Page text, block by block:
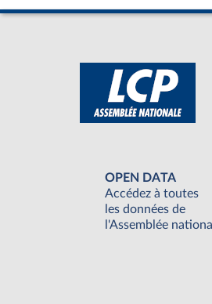
OPEN DATA
Accédez à toutes
les données de
l'Assemblée